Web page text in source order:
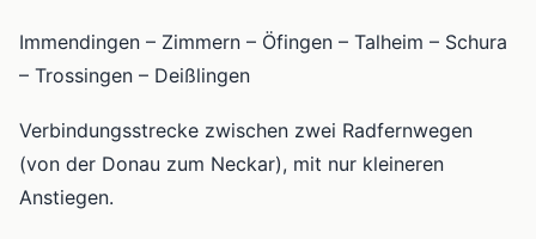
Immendingen – Zimmern – Öfingen – Talheim – Schura
– Trossingen – Deißlingen
Verbindungsstrecke zwischen zwei Radfernwegen
(von der Donau zum Neckar), mit nur kleineren
Anstiegen.